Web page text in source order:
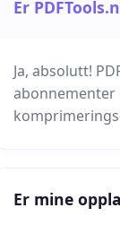
Er
Ja, absolutt!
abonnementer
Er mine